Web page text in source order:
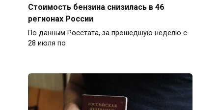
Стоимость бензина снизилась в 46
регионах России
По данным Росстата, за прошедшую неделю с
28 июля по